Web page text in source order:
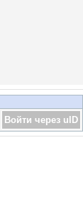
Войти через uID